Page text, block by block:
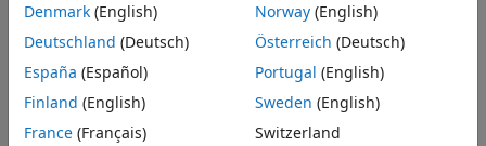
intmin(typename)
示例
v = intmin(like= 返回与整数变量p具有相同数据类型和复/实
性（实数或复数）的整数类型的最小值。
Denmark (English)
Deutschland (Deutsch)
España (Español)
Finland (English)
France (Français)
Norway(English)
Österreich (Deutsch)
Portugal (English)
Sweden (English)
Switzerland